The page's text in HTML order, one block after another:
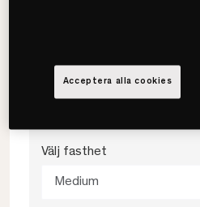
Välj färg
Välj fasthet
Medium
Acceptera alla cookies